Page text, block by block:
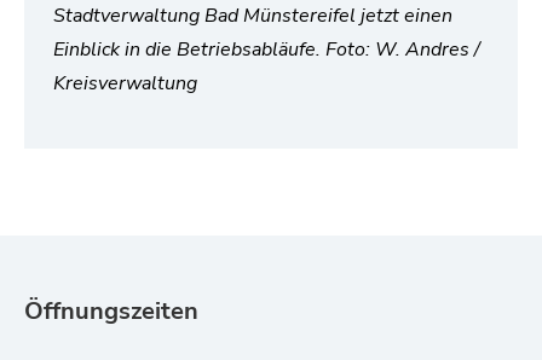
Stadtverwaltung Bad Münstereifel jetzt einen
Einblick in die Betriebsabläufe. Foto: W. Andres /
Kreisverwaltung
Öffnungszeiten